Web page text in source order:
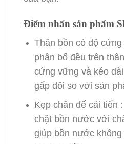
Điểm nhấn sản phẩm
Thân bồn có độ
phân bố đều trên
cứng vững và kéo
gấp đôi so với sản
Kẹp chân đế cải tiến
chặt bồn nước với
giúp bồn nước